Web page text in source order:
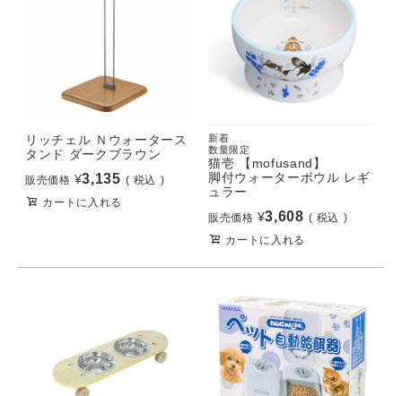
リッチェル Ｎウォータース
タンド ダークブラウン
販売価格 ¥3,135
税込
カートに入れる
新着
数量限定
猫壱 【mofusand】
脚付ウォーターボウル レギ
ュラー
販売価格 ¥3,608
税込
カートに入れる